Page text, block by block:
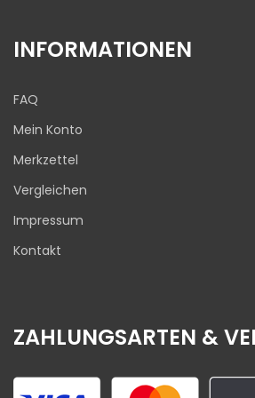
INFORMATIONEN
FAQ
Mein Konto
Merkzettel
Vergleichen
Impressum
Kontakt
ZAHLUNGSARTEN &